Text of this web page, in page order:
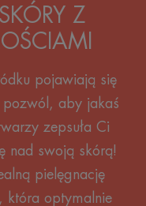
Z
pojawiają się
pozwól, aby jakaś
zepsuła Ci
nad swoją skórą!
pielęgnację
która optymalnie